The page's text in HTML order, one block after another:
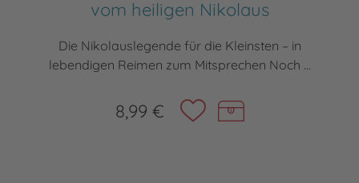
vom heiligen Nikolaus
Die Nikolauslegende für die Kleinsten – in
lebendigen Reimen zum Mitsprechen Noch ...
8,99 €